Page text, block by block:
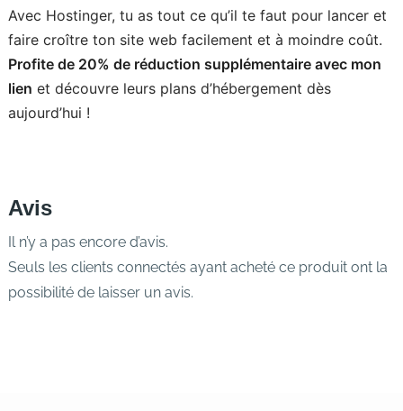
Avec Hostinger, tu as tout ce qu’il te faut pour lancer et
faire croître ton site web facilement et à moindre coût.
Profite de 20% de réduction supplémentaire avec mon
lien et découvre leurs plans d’hébergement dès
aujourd’hui !
Avis
Il n’y a pas encore d’avis.
Seuls les clients connectés ayant acheté ce produit ont la
possibilité de laisser un avis.